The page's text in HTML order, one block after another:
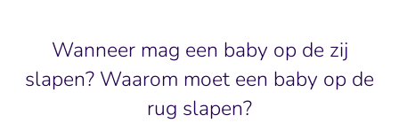
Wanneer mag een baby op de zij
slapen? Waarom moet een baby op de
rug slapen?